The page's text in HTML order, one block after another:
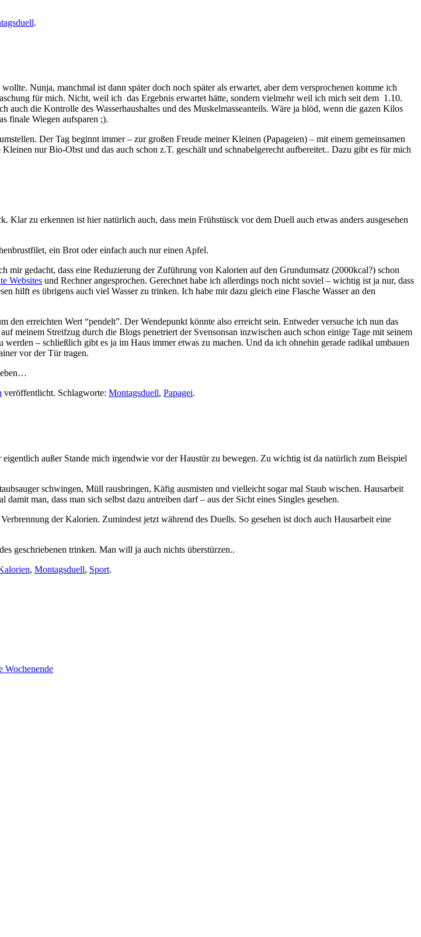
.
Nunja, manchmal ist dann später doch noch später als erwartet, aber dem versprochenen komme ich
für mich. Nicht, weil ich das Ergebnis erwartet hätte, sondern vielmehr weil ich mich seit dem 1.10.
die Kontrolle des Wasserhaushaltes und des Muskelmasseanteils. Wäre ja blöd, wenn die gazen Kilos
finale Wiegen aufsparen ;).
Der Tag beginnt immer – zur großen Freude meiner Kleinen (Papageien) – mit einem gemeinsamen
nur Bio-Obst und das auch schon z.T. geschält und schnabelgerecht aufbereitet.. Dazu gibt es für mich
Klar zu erkennen ist hier natürlich auch, dass mein Frühstüsck vor dem Duell auch etwas anders ausgesehen
ein Brot oder einfach auch nur einen Apfel.
mir gedacht, dass eine Reduzierung der Zuführung von Kalorien auf den Grundumsatz (2000kcal?) schon
Websites und Rechner angesprochen. Gerechnet habe ich allerdings noch nicht soviel – wichtig ist ja nur, dass
hilft es übrigens auch viel Wasser zu trinken. Ich habe mir dazu gleich eine Flasche Wasser an den
erreichten Wert “pendelt”. Der Wendepunkt könnte also erreicht sein. Entweder versuche ich nun das
meinem Streifzug durch die Blogs penetriert der Svensonsan inzwischen auch schon einige Tage mit seinem
– schließlich gibt es ja im Haus immer etwas zu machen. Und da ich ohnehin gerade radikal umbauen
vor der Tür tragen.
veröffentlicht. Schlagworte: Montagsduell, Papagei.
außer Stande mich irgendwie vor der Haustür zu bewegen. Zu wichtig ist da natürlich zum Beispiel
schwingen, Müll rausbringen, Käfig ausmisten und vielleicht sogar mal Staub wischen. Hausarbeit
man, dass man sich selbst dazu antreiben darf – aus der Sicht eines Singles gesehen.
der Kalorien. Zumindest jetzt während des Duells. So gesehen ist doch auch Hausarbeit eine
geschriebenen trinken. Man will ja auch nichts überstürzen..
, Montagsduell, Sport.
Wochenende